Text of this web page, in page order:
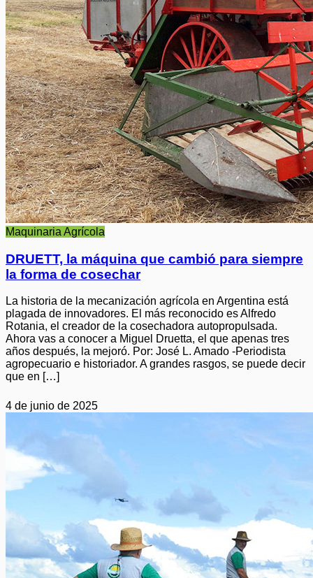
Maquinaria Agrícola
DRUETT, la máquina que cambió para siempre
la forma de cosechar
La historia de la mecanización agrícola en Argentina está
plagada de innovadores. El más reconocido es Alfredo
Rotania, el creador de la cosechadora autopropulsada.
Ahora vas a conocer a Miguel Druetta, el que apenas tres
años después, la mejoró. Por: José L. Amado -Periodista
agropecuario e historiador. A grandes rasgos, se puede decir
que en […]
4 de junio de 2025